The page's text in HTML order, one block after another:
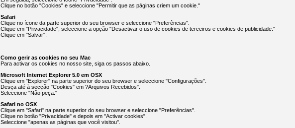
Clique no botão "Cookies" e seleccione "Permitir que as páginas criem um cookie."
Safari
Clique no ícone da parte superior do seu browser e seleccione "Preferências".
Clique em "Privacidade", seleccione a opção "Desactivar o uso de cookies de terceiros e cookies de publicidade."
Clique em "Salvar".
Como gerir as cookies no seu Mac
Para activar os cookies no nosso site, siga os passos abaixo.
Microsoft Internet Explorer 5.0 em OSX
Clique em "Explorer" na parte superior do seu browser e seleccione "Configurações".
Desça até à secção "Cookies" em ?Arquivos Recebidos".
Seleccione "Não peça."
Safari no OSX
Clique em "Safari" na parte superior do seu browser e seleccione "Preferências".
Clique no botão "Privacidade" e depois em "Activar cookies".
Seleccione "apenas as páginas que você visitou".